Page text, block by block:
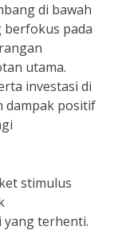
di bawah
berfokus pada
utama.
investasi di
dampak positif
stimulus
yang terhenti.